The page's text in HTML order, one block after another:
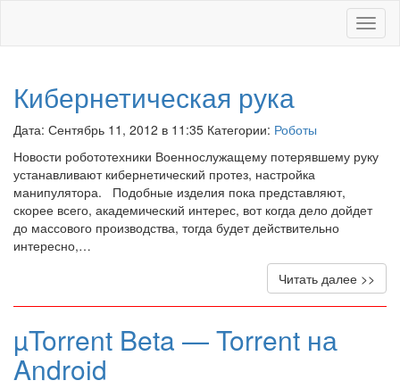
Меню
Кибернетическая рука
Дата: Сентябрь 11, 2012 в 11:35 Категории: Роботы
Новости робототехники Военнослужащему потерявшему руку
устанавливают кибернетический протез, настройка
манипулятора. Подобные изделия пока представляют,
скорее всего, академический интерес, вот когда дело дойдет
до массового производства, тогда будет действительно
интересно,…
Читать далее >>
µTorrent Beta — Torrent на
Android